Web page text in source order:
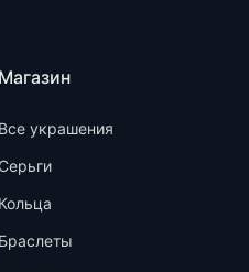
Магазин
Все украшения
Серьги
Кольца
Браслеты